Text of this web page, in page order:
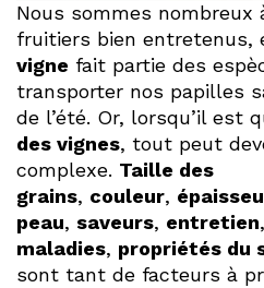
Nous sommes nombreux
fruitiers bien entretenus,
vigne fait partie des
transporter nos papilles
de l’été. Or, lorsqu’il est
des vignes, tout peut
complexe. Taille des
grains, couleur,
peau, saveurs, entretien,
maladies, propriétés du
sont tant de facteurs à